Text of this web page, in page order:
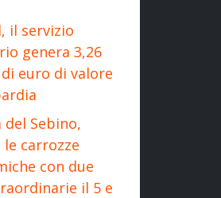
il servizio
genera 3,26
euro di valore
del Sebino,
carrozze
con due
il 5 e